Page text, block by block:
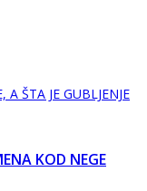
KOD NEGE